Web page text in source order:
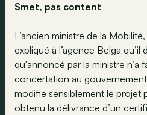
Smet, pas content
L’ancien ministre de la
expliqué à l’agence Belga
qu'annoncé par la ministre n’a
concertation au gouvernement
modifie sensiblement le projet
obtenu la délivrance d’un